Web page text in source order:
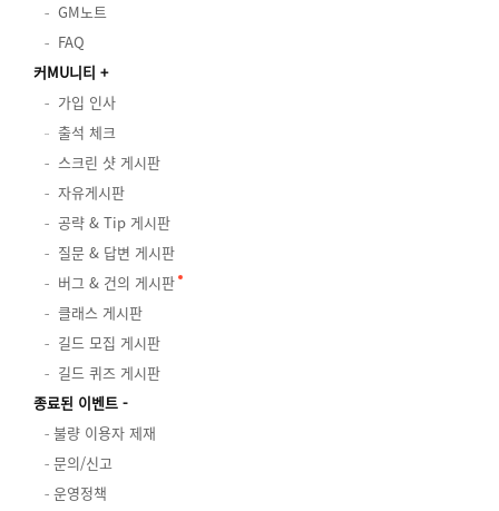
GM노트
FAQ
커MU니티
가입 인사
출석 체크
스크린 샷 게시판
자유게시판
공략 & Tip 게시판
질문 & 답변 게시판
버그 & 건의 게시판
클래스 게시판
길드 모집 게시판
길드 퀴즈 게시판
종료된 이벤트
불량 이용자 제재
문의/신고
운영정책